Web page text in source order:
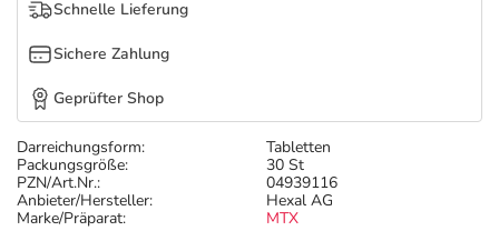
Tierapotheke
Vitamine & Mineralstoffe
Marken
Salus Deals
Darreichungsform:
Tabletten
Packungsgröße:
30 St
PZN/Art.Nr.:
04939116
Anbieter/Hersteller:
Hexal AG
Marke/Präparat:
MTX
Schnelle Lieferung
Sichere Zahlung
Geprüfter Shop